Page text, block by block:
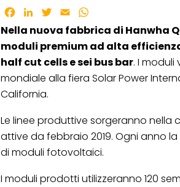
Facebook
LinkedInTwitter
Email
Nella nuova fabbrica di Hanwha
moduli premium ad alta
half cut cells e sei bus bar. I
mondiale alla fiera Solar Power
California.
Le linee produttive sorgeranno nella
attive da febbraio 2019. Ogni anno
di moduli fotovoltaici.
I moduli prodotti utilizzeranno 120